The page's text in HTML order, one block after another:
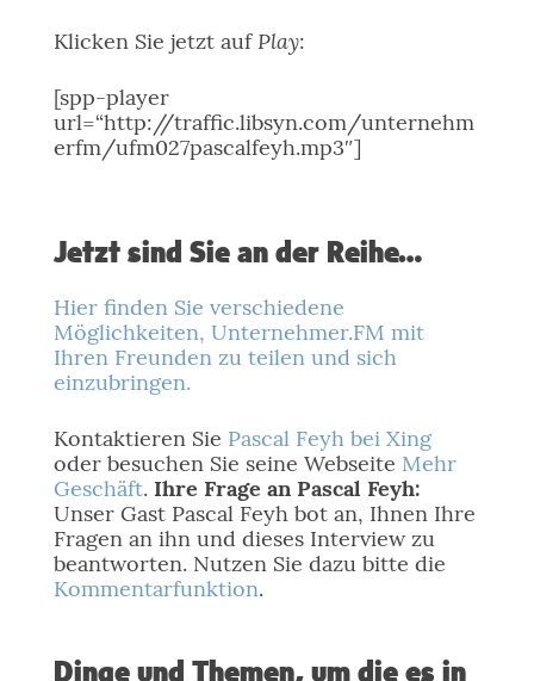
Klicken Sie jetzt aufPlay:
[spp-player
url=“http://traffic.libsyn.com/unternehm
erfm/ufm027pascalfeyh.mp3″]
Jetzt sind Sie an der Reihe…
Hier finden Sie verschiedene
Möglichkeiten, Unternehmer.FM mit
Ihren Freunden zu teilen und sich
einzubringen.
Kontaktieren Sie Pascal Feyh bei Xing
oder besuchen Sie seine Webseite Mehr
Geschäft. Ihre Frage an Pascal Feyh:
Unser Gast Pascal Feyh bot an, Ihnen Ihre
Fragen an ihn und dieses Interview zu
beantworten. Nutzen Sie dazu bitte die
Kommentarfunktion.
Dinge und Themen, um die es in